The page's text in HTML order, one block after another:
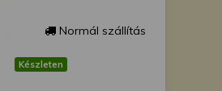
Normál szállítás
Készleten